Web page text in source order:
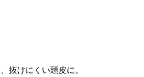
抜けにくい頭皮に。